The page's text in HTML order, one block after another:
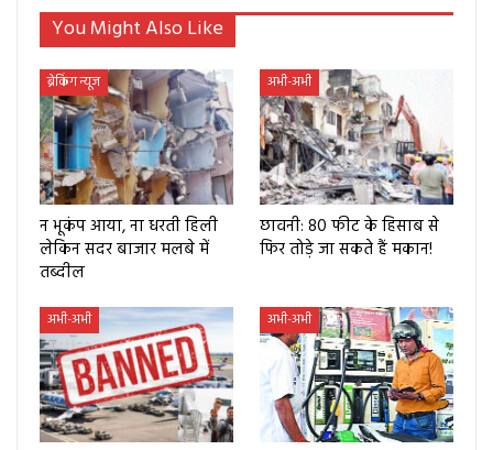
You Might Also Like
ब्रेकिंग न्यूज
न भूकंप आया, ना धरती हिली
लेकिन सदर बाजार मलबे में
तब्दील
अभी-अभी
छावनी: 80 फीट के हिसाब से
फिर तोड़े जा सकते हैं मकान!
अभी-अभी अभी-अभी